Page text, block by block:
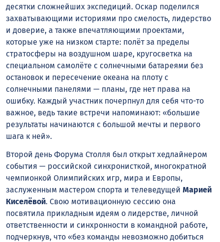
десятки сложнейших экспедиций. Оскар поделился
захватывающими историями про смелость, лидерство
и доверие, а также впечатляющими проектами,
которые уже на низком старте: полёт за пределы
стратосферы на воздушном шаре, кругосветка на
специальном самолёте с солнечными батареями без
остановок и пересечение океана на плоту с
солнечными панелями — планы, где нет права на
ошибку. Каждый участник почерпнул для себя что-то
важное, ведь такие встречи напоминают: «большие
результаты начинаются с большой мечты и первого
шага к ней».
Второй день Форума Столля был открыт хедлайнером
события — российской синхронисткой, многократной
чемпионкой Олимпийских игр, мира и Европы,
заслуженным мастером спорта и телеведущей Марией
Киселёвой. Свою мотивационную сессию она
посвятила прикладным идеям о лидерстве, личной
ответственности и синхронности в командной работе,
подчеркнув, что «без команды невозможно добиться